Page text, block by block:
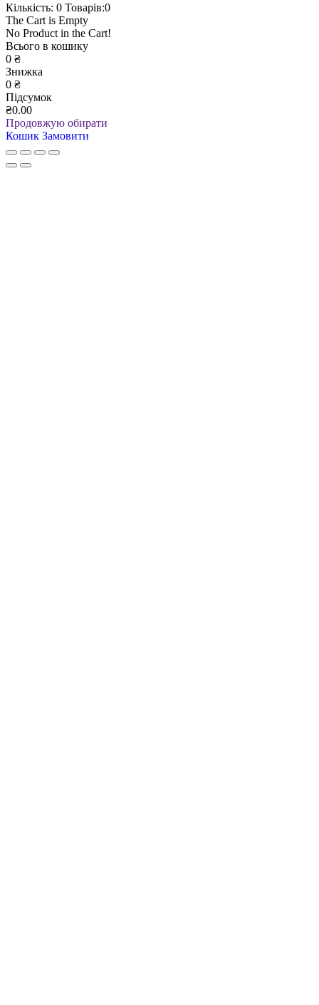
Кількість: 0 Товарів:0
The Cart is Empty
No Product in the Cart!
Всього в кошику
0 ₴
Знижка
0 ₴
Підсумок
₴0.00
Продовжую обирати
Кошик Замовити